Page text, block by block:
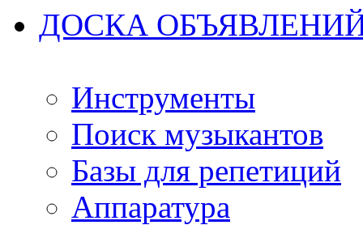
ДОСКА
Инструменты
Поиск музыкантов
Базы для репетиций
Аппаратура